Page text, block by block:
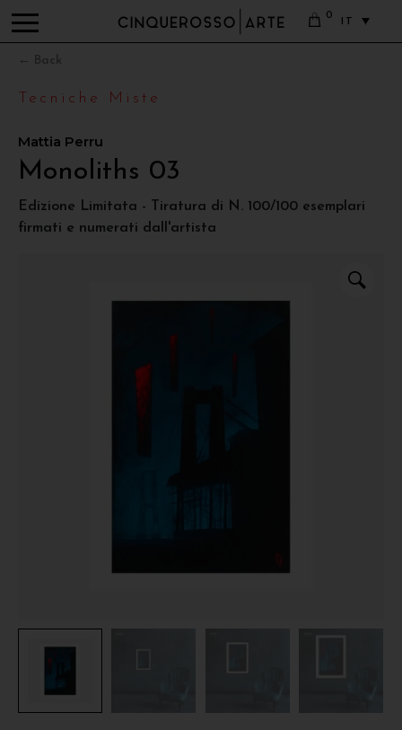
0
IT
Tecniche Miste
Mattia Perru
Monoliths 03
Edizione Limitata - Tiratura di N. 100/100 esemplari
firmati e numerati dall'artista